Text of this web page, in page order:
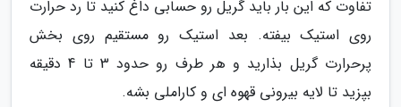
تفاوت که این بار باید گریل رو حسابی داغ کنید تا رد حرارت
روی استیک بیفته. بعد استیک رو مستقیم روی بخش
پرحرارت گریل بذارید و هر طرف رو حدود 3 تا 4 دقیقه
بپزید تا لایه بیرونی قهوه ای و کاراملی بشه.